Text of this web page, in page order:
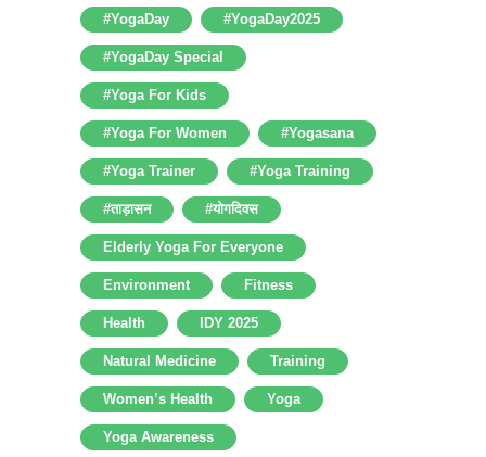
#YogaDay #YogaDay2025
#YogaDay Special
#Yoga For Kids
#Yoga For Women #Yogasana
#Yoga Trainer #Yoga Training
#ताड़ासन #योगदिवस
Elderly Yoga For Everyone
Environment Fitness
Health IDY 2025
Natural Medicine Training
Women’s Health Yoga
Yoga Awareness